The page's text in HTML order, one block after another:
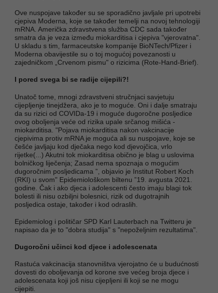
Ove nuspojave također su se sporadično javljale pri upotrebi
cjepiva Moderna, koje se također temelji na novoj tehnologiji
mRNA. Američka zdravstvena služba CDC sada također
smatra da je veza između miokarditisa i cjepiva "vjerovatna".
U skladu s tim, farmaceutske kompanije BioNTech/Pfizer i
Moderna obavijestile su o toj mogućoj povezanosti u
zajedničkom „Crvenom pismu" o rizicima (Rote-Hand-Brief).
I pored svega bi se radije cijepili?!
Unatoč tome, mnogi zdravstveni stručnjaci savjetuju
cijepljenje tinejdžera, ako je to moguće. Oni i dalje smatraju
da su rizici od COVIDa-19 i moguće dugoročne posljedice
ovog oboljenja veće od rizika upale srčanog mišića -
miokarditisa. "Pojava miokarditisa nakon vakcinacije
cjepivima protiv mRNA je moguća ali su nuspojave, koje se
češće javljaju kod dječaka nego kod djevojčica, vrlo
rijetke(...) Akutni tok miokarditisa obično je blag u uslovima
bolničkog liječenja; Zasad nema spoznaja o mogućim
dugoročnim posljedicama ”, objavio je Institut Robert Koch
(RKI) u svom" Epidemiološkom biltenu ”19. avgusta 2021.
godine. Čak i ako djeca i adolescenti često imaju blagi tok
bolesti ili nisu ozbiljni bolesnici, rizik od dugotrajnih
posljedica ostaje, također i kod odraslih.
Epidemiolog i političar SPD Karl Lauterbach na Twitteru je
napisao da je to "dobra studija" s "nepoželjnim rezultatima".
Dugoročni učinci kod djece i adolescenata
Rastuća vakcinacija stanovništva vjerojatno će u budućnosti
dovesti do oboljevanja od korone sve većeg broja djece i
adolescenata koji još nisu cijepljeni ili koji se ne mogu
cijepiti.